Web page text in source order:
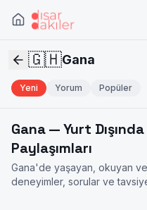
🇬🇭Gana
Yeni Yorum Popüler
Gana— Yurt
Paylaşımları
Gana'de yaşayan, okuyan ve
deneyimler, sorular ve